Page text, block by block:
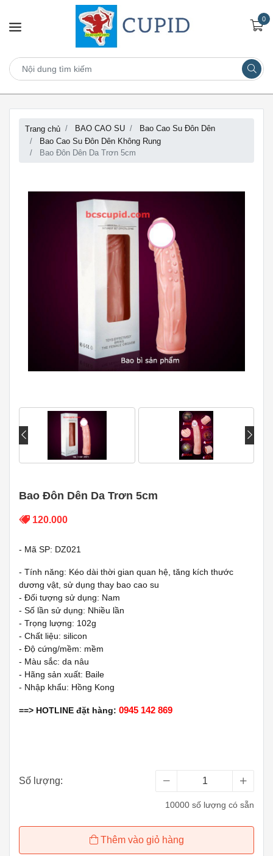
0
Trang chủ BAO CAO SU
Bao Cao Su Đôn Dên
Bao Cao Su Đôn Dên Không Rung
Bao Đôn Dên Da Trơn 5cm
Bao Đôn Dên Da Trơn 5cm
120.000
- Mã SP: DZ021
- Tính năng: Kéo dài thời gian quan hệ, tăng kích thước
dương vật, sử dụng thay bao cao su
- Đối tượng sử dụng: Nam
- Số lần sử dụng: Nhiều lần
- Trọng lượng: 102g
- Chất liệu: silicon
- Độ cứng/mềm: mềm
- Màu sắc: da nâu
- Hãng sản xuất: Baile
- Nhập khẩu: Hồng Kong
==> HOTLINE đặt hàng: 0945 142 869
Số lượng:
10000 số lượng có sẵn
Thêm vào giỏ hàng